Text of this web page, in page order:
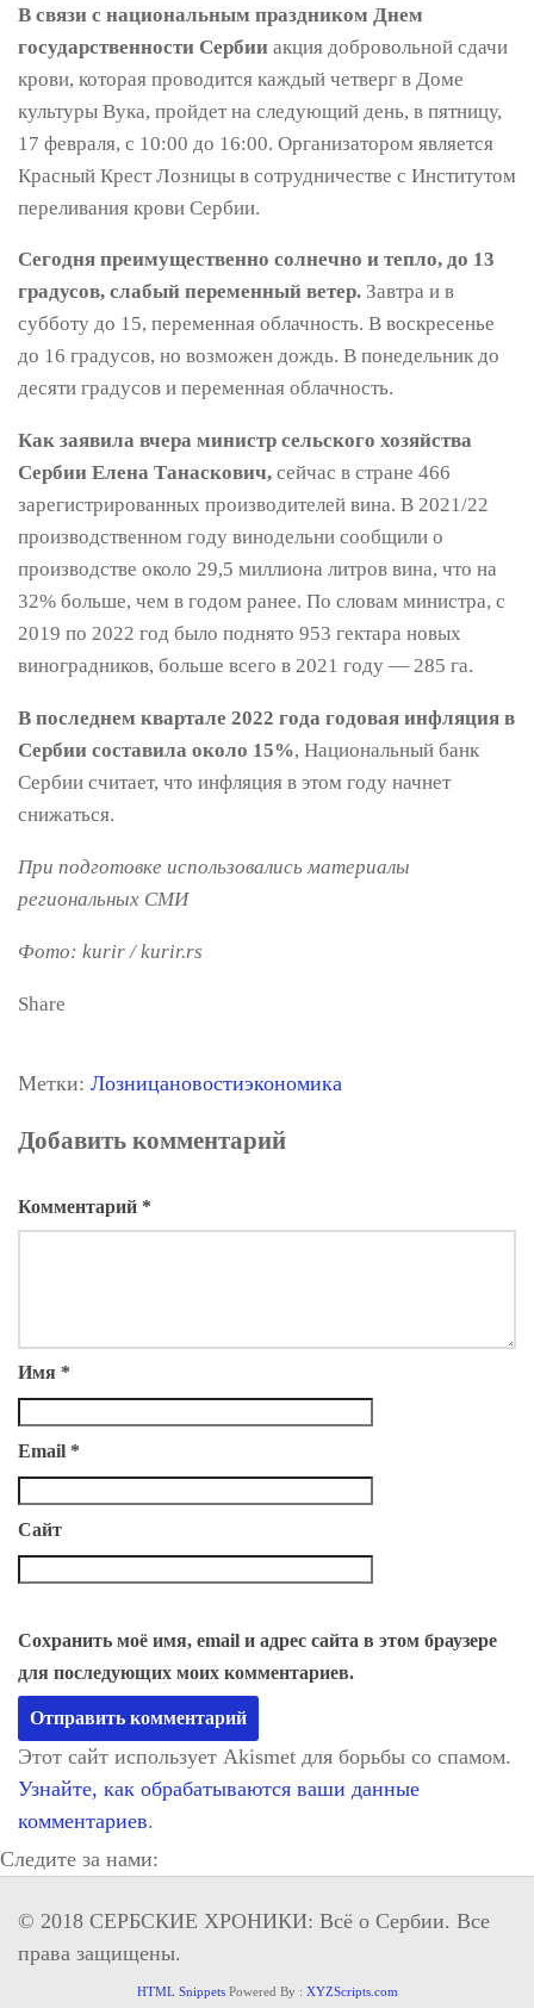
В связи с национальным праздником Днем
государственности Сербии акция добровольной сдачи
крови, которая проводится каждый четверг в Доме
культуры Вука, пройдет на следующий день, в пятницу,
17 февраля, с 10:00 до 16:00. Организатором является
Красный Крест Лозницы в сотрудничестве с Институтом
переливания крови Сербии.
Сегодня преимущественно солнечно и тепло, до 13
градусов, слабый переменный ветер. Завтра и в
субботу до 15, переменная облачность. В воскресенье
до 16 градусов, но возможен дождь. В понедельник до
десяти градусов и переменная облачность.
Как заявила вчера министр сельского хозяйства
Сербии Елена Танаскович, сейчас в стране 466
зарегистрированных производителей вина. В 2021/22
производственном году винодельни сообщили о
производстве около 29,5 миллиона литров вина, что на
32% больше, чем в годом ранее. По словам министра, с
2019 по 2022 год было поднято 953 гектара новых
виноградников, больше всего в 2021 году — 285 га.
В последнем квартале 2022 года годовая инфляция в
Сербии составила около 15%, Национальный банк
Сербии считает, что инфляция в этом году начнет
снижаться.
При подготовке использовались материалы
региональных СМИ
Фото: kurir / kurir.rs
Share
Метки: Лозницановостиэкономика
Добавить комментарий
Комментарий *
Имя *
Email *
Сайт
Сохранить моё имя, email и адрес сайта в этом браузере
для последующих моих комментариев.
Этот сайт использует Akismet для борьбы со спамом.
Узнайте, как обрабатываются ваши данные
комментариев.
Следите за нами:
© 2018 СЕРБСКИЕ ХРОНИКИ: Всё о Сербии. Все
права защищены.
HTML SnippetsPowered By : XYZScripts.com